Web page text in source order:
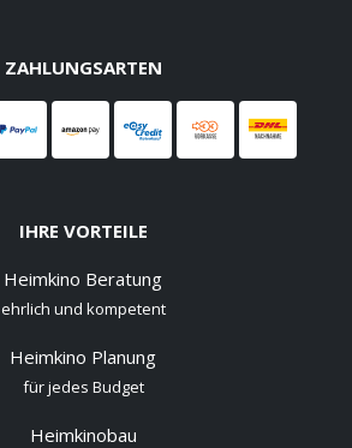
ZAHLUNGSARTEN
IHRE VORTEILE
Heimkino Beratung
ehrlich und kompetent
Heimkino Planung
für jedes Budget
Heimkinobau